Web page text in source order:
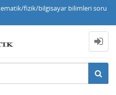
fizik/bilgisayar bilimleri soru